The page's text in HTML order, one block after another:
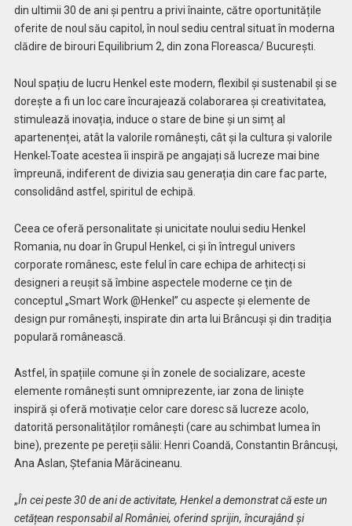
din ultimii 30 de ani și pentru a privi înainte, către oportunitățile
oferite de noul său capitol, în noul sediu central situat în moderna
clădire de birouri Equilibrium 2, din zona Floreasca/ București.
Noul spațiu de lucru Henkel este modern, flexibil și sustenabil și se
dorește a fi un loc care încurajează colaborarea și creativitatea,
stimulează inovația, induce o stare de bine și un simț al
apartenenței, atât la valorile românești, cât și la cultura și valorile
Henkel .Toate acestea îi inspiră pe angajați să lucreze mai bine
împreună, indiferent de divizia sau generația din care fac parte,
consolidând astfel, spiritul de echipă.
Ceea ce oferă personalitate și unicitate noului sediu Henkel
Romania, nu doar în Grupul Henkel, ci și în întregul univers
corporate românesc, este felul în care echipa de arhitecți si
designeri a reușit să îmbine aspectele moderne ce țin de
conceptul „Smart Work @Henkel” cu aspecte și elemente de
design pur românești, inspirate din arta lui Brâncuși și din tradiția
populară românească.
Astfel, în spațiile comune și în zonele de socializare, aceste
elemente românești sunt omniprezente, iar zona de liniște
inspiră și oferă motivație celor care doresc să lucreze acolo,
datorită personalităților românești (care au schimbat lumea în
bine), prezente pe pereții sălii: Henri Coandă, Constantin Brâncuși,
Ana Aslan, Ștefania Mărăcineanu.
„În cei peste 30 de ani de activitate, Henkel a demonstrat că este un
cetățean responsabil al României, oferind sprijin, încurajând și